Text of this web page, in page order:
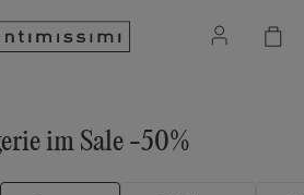
im Sale -50%